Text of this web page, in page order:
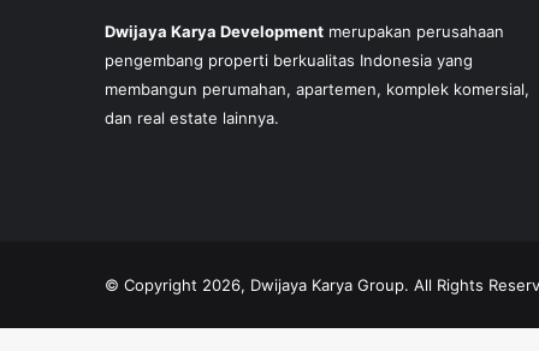
Dwijaya Karya Development merupakan perusahaan
pengembang properti berkualitas Indonesia yang
membangun perumahan, apartemen, komplek komersial,
dan real estate lainnya.
© Copyright 2026, Dwijaya Karya Group. All Rights